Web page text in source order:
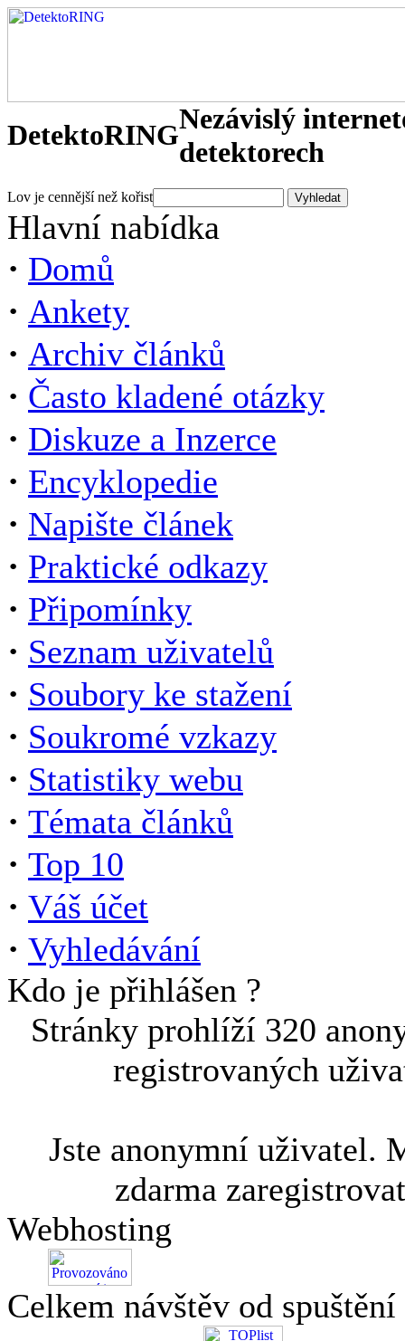
DetektoRINGNezávislý
detektorech
Lov je cennější než kořist
Hlavní nabídka
· Domů
· Ankety
· Archiv článků
· Často kladené otázky
· Diskuze a Inzerce
· Encyklopedie
· Napište článek
· Praktické odkazy
· Připomínky
· Seznam uživatelů
· Soubory ke stažení
· Soukromé vzkazy
· Statistiky webu
· Témata článků
· Top 10
· Váš účet
· Vyhledávání
Kdo je přihlášen ?
Stránky prohlíží 320
registrovaných
Jste anonymní uživatel.
zdarma
Webhosting
Celkem návštěv od